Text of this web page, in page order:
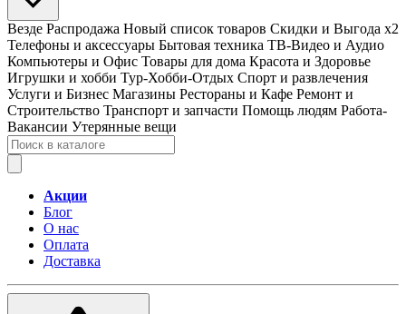
Везде Распродажа Новый список товаров Скидки и Выгода x2
Телефоны и аксессуары Бытовая техника ТВ-Видео и Аудио
Компьютеры и Офис Товары для дома Красота и Здоровье
Игрушки и хобби Тур-Хобби-Отдых Спорт и развлечения
Услуги и Бизнес Магазины Рестораны и Кафе Ремонт и
Строительство Транспорт и запчасти Помощь людям Работа-
Вакансии Утерянные вещи
Акции
Блог
О нас
Оплата
Доставка